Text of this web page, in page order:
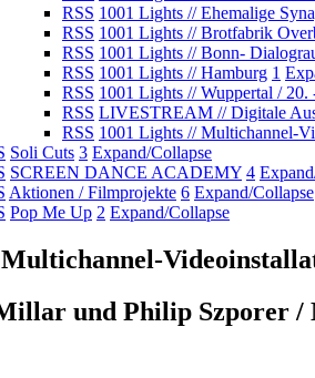
RSS 1001 Lights // Ehemalige
RSS 1001 Lights // Brotfabrik
RSS 1001 Lights // Bonn-
RSS 1001 Lights // Hamburg 1
RSS 1001 Lights // Wuppertal / 20.
RSS LIVESTREAM // Digitale
RSS 1001 Lights // Multichannel-
Soli Cuts 3 Expand/Collapse
SCREEN DANCE ACADEMY 4
Aktionen / Filmprojekte 6 Expand/Collapse
Pop Me Up 2 Expand/Collapse
und Philip Szporer /